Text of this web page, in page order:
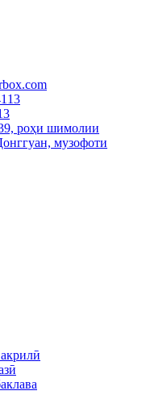
роҳи шимолии
музофоти